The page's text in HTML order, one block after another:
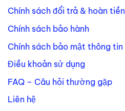
Chính sách đổi trả & hoàn tiền
Chính sách bảo hành
Chính sách bảo mật thông tin
Điều khoản sử dụng
FAQ – Câu hỏi thường gặp
Liên hệ